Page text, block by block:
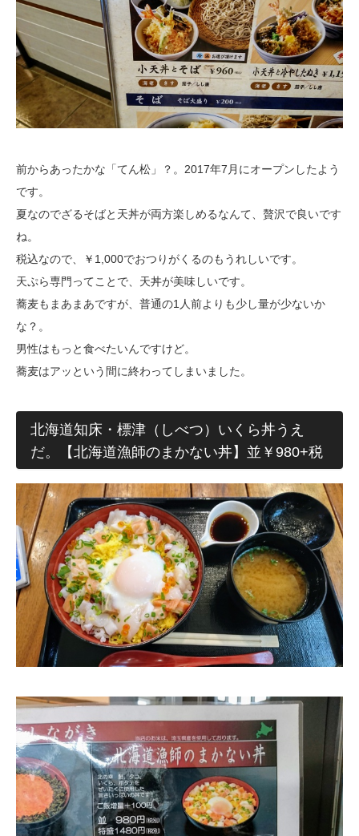
前からあったかな「てん松」？。2017年7月にオープンしたよう
です。
夏なのでざるそばと天丼が両方楽しめるなんて、贅沢で良いです
ね。
税込なので、￥1,000でおつりがくるのもうれしいです。
天ぷら専門ってことで、天丼が美味しいです。
蕎麦もまあまあですが、普通の1人前よりも少し量が少ないか
な？。
男性はもっと食べたいんですけど。
蕎麦はアッという間に終わってしまいました。
北海道知床・標津（しべつ）いくら丼うえ
だ。【北海道漁師のまかない丼】並￥980+税